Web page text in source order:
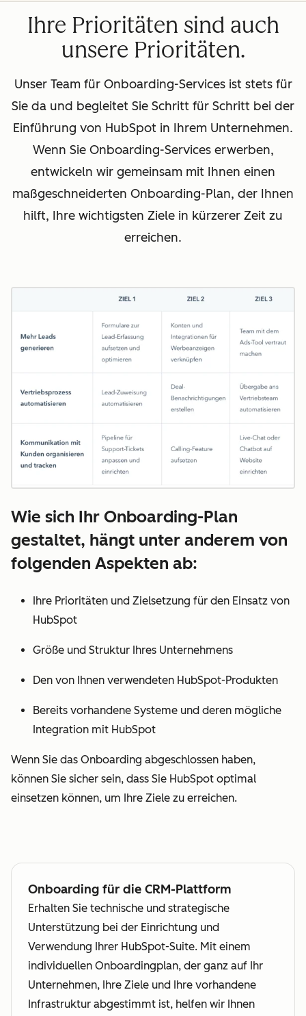
Ihre Prioritäten sind auch
unsere Prioritäten.
Unser Team für Onboarding-Services ist stets für
Sie da und begleitet Sie Schritt für Schritt bei der
Einführung von HubSpot in Ihrem Unternehmen.
Wenn Sie Onboarding-Services erwerben,
entwickeln wir gemeinsam mit Ihnen einen
maßgeschneiderten Onboarding-Plan, der Ihnen
hilft, Ihre wichtigsten Ziele in kürzerer Zeit zu
erreichen.
Wie sich Ihr Onboarding-Plan
gestaltet, hängt unter anderem von
folgenden Aspekten ab:
Ihre Prioritäten und Zielsetzung für den Einsatz von
HubSpot
Größe und Struktur Ihres Unternehmens
Den von Ihnen verwendeten HubSpot-Produkten
Bereits vorhandene Systeme und deren mögliche
Integration mit HubSpot
Wenn Sie das Onboarding abgeschlossen haben,
können Sie sicher sein, dass Sie HubSpot optimal
einsetzen können, um Ihre Ziele zu erreichen.
Onboarding für die CRM-Plattform
Erhalten Sie technische und strategische
Unterstützung bei der Einrichtung und
Verwendung Ihrer HubSpot-Suite. Mit einem
individuellen Onboardingplan, der ganz auf Ihr
Unternehmen, Ihre Ziele und Ihre vorhandene
Infrastruktur abgestimmt ist, helfen wir Ihnen